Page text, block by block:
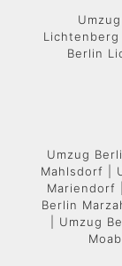
Berlin
Umzug
Mahlsdorf |
Mariendorf
Berlin
| Umzug